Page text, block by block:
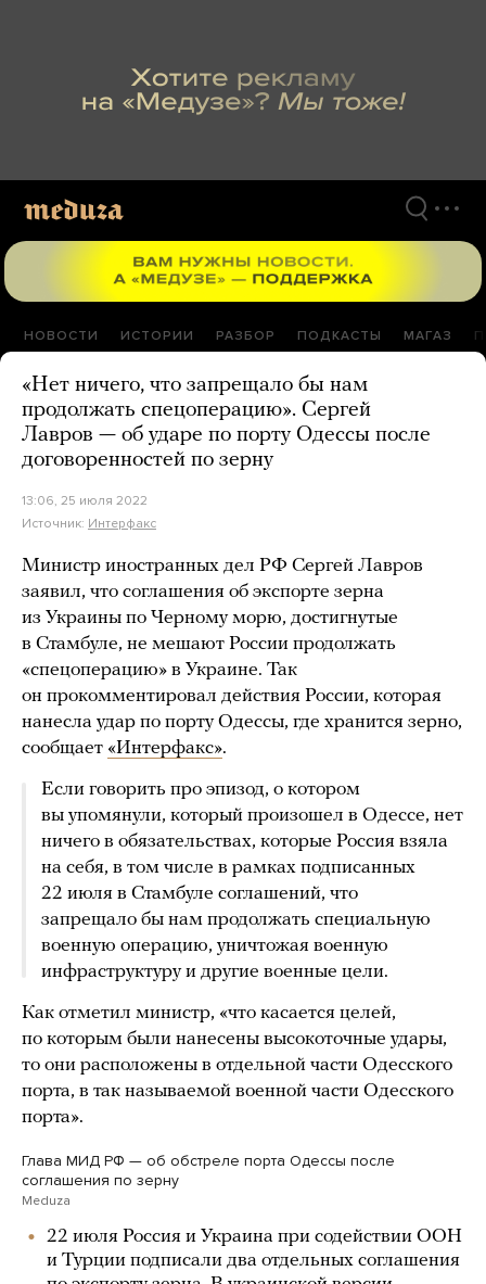
НОВОСТИ ИСТОРИИ РАЗБОР ПОДКАСТЫ МАГАЗ
«Нет ничего, что запрещало бы нам
продолжать спецоперацию». Сергей
Лавров — об ударе по порту Одессы после
договоренностей по зерну
13:06, 25 июля 2022
Источник: Интерфакс
Министр иностранных дел РФ Сергей Лавров
заявил, что соглашения об экспорте зерна
из Украины по Черному морю, достигнутые
в Стамбуле, не мешают России продолжать
«спецоперацию» в Украине. Так
он прокомментировал действия России, которая
нанесла удар по порту Одессы, где хранится зерно,
сообщает «Интерфакс».
Если говорить про эпизод, о котором
вы упомянули, который произошел в Одессе, нет
ничего в обязательствах, которые Россия взяла
на себя, в том числе в рамках подписанных
22 июля в Стамбуле соглашений, что
запрещало бы нам продолжать специальную
военную операцию, уничтожая военную
инфраструктуру и другие военные цели.
Как отметил министр, «что касается целей,
по которым были нанесены высокоточные удары,
то они расположены в отдельной части Одесского
порта, в так называемой военной части Одесского
порта».
Глава МИД РФ — об обстреле порта Одессы после
соглашения по зерну
Meduza
22 июля Россия и Украина при содействии ООН
и Турции подписали два отдельных соглашения